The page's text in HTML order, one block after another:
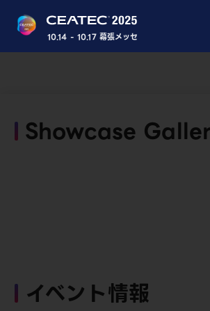
10.14 - 10.17 幕張メッセ
Showcase
イベント情報